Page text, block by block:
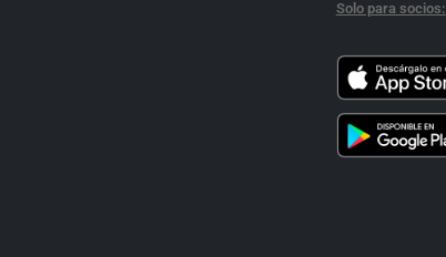
Solo para socios: